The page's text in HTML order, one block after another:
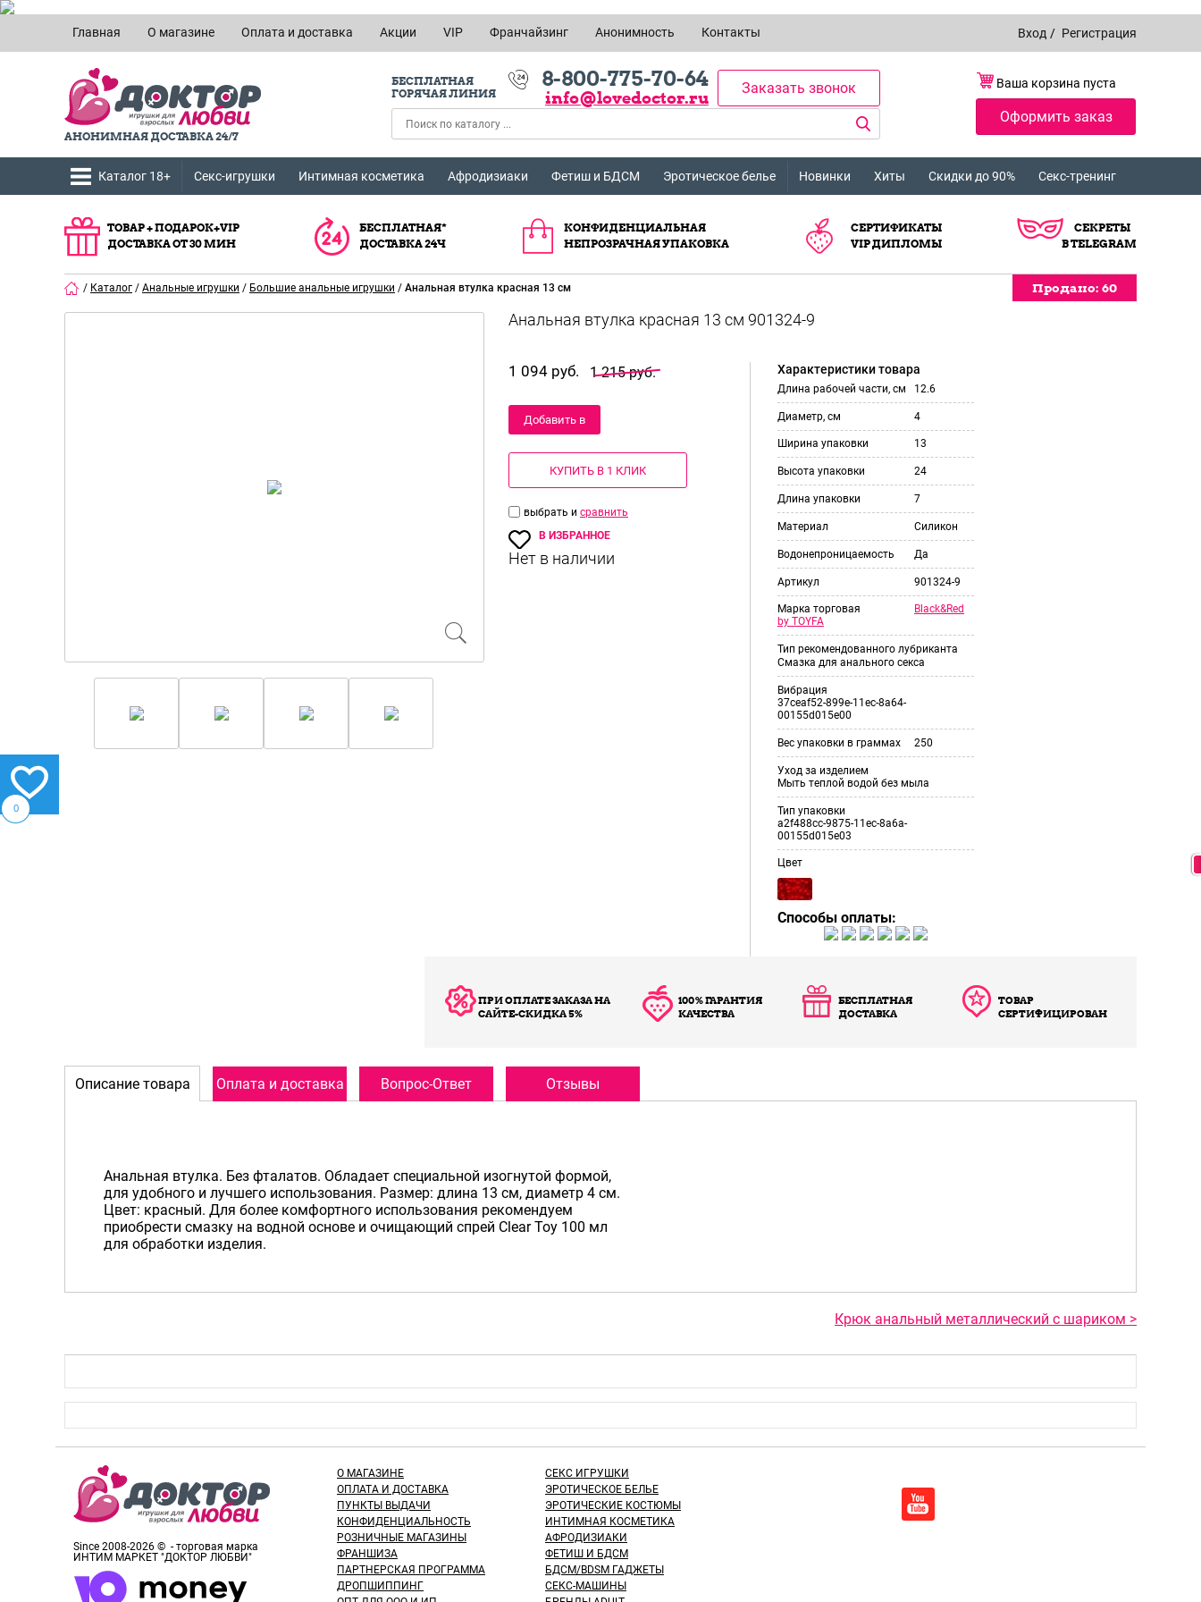
Главная О магазине Оплата и доставка Акции VIP Франчайзинг Анонимность Контакты Вход / Регистрация
АНОНИМНАЯ ДОСТАВКА 24/7
БЕСПЛАТНАЯ
ГОРЯЧАЯ ЛИНИЯ
8-800-775-70-64
info@lovedoctor.ru
Заказать звонок Ваша корзина пуста
Оформить заказ
Каталог 18+ Секс-игрушки Интимная косметика Афродизиаки Фетиш и БДСМ Эротическое белье Новинки Хиты Скидки до 90% Секс-тренинг
ТОВАР + ПОДАРОК+VIP
ДОСТАВКА ОТ 30 МИН
БЕСПЛАТНАЯ*
ДОСТАВКА 24Ч
КОНФИДЕНЦИАЛЬНАЯ
НЕПРОЗРАЧНАЯ УПАКОВКА
СЕРТИФИКАТЫ
VIP ДИПЛОМЫ
СЕКРЕТЫ
В TELEGRAM
/ Каталог / Анальные игрушки / Большие анальные игрушки / Анальная втулка красная 13 см Продано: 60
Продано: 60
Продано: 60
Продано: 60
1 094 руб. 1 215 руб.
Добавить в
корзину
КУПИТЬ В 1 КЛИК
выбрать и сравнить
В ИЗБРАННОЕ
Характеристики товара
Длина рабочей части, см 12.6
Диаметр, см 4
Ширина упаковки 13
Высота упаковки 24
Длина упаковки 7
Материал Силикон
Водонепроницаемость Да
Артикул 901324-9
Марка торговая
Black&Red
by TOYFA
Тип рекомендованного лубриканта
Смазка для анального секса
Вибрация
37ceaf52-899e-11ec-8a64-
00155d015e00
Вес упаковки в граммах 250
Уход за изделием
Мыть теплой водой без мыла
Тип упаковки
a2f488cc-9875-11ec-8a6a-
00155d015e03
Цвет
Способы оплаты:
ПРИ ОПЛАТЕ ЗАКАЗА НА
САЙТЕ-СКИДКА 5%
100% ГАРАНТИЯ
КАЧЕСТВА
БЕСПЛАТНАЯ
ДОСТАВКА
ТОВАР
СЕРТИФИЦИРОВАН
Описание товара Оплата и доставка Вопрос-Ответ Отзывы
Анальная втулка. Без фталатов. Обладает специальной изогнутой формой,
для удобного и лучшего использования. Размер: длина 13 см, диаметр 4 см.
Цвет: красный. Для более комфортного использования рекомендуем
приобрести смазку на водной основе и очищающий спрей Clear Toy 100 мл
для обработки изделия.
Крюк анальный металлический с шариком >
Since 2008-2026 © - торговая марка
ИНТИМ МАРКЕТ "ДОКТОР ЛЮБВИ"
О МАГАЗИНЕ
ОПЛАТА И ДОСТАВКА
ПУНКТЫ ВЫДАЧИ
КОНФИДЕНЦИАЛЬНОСТЬ
РОЗНИЧНЫЕ МАГАЗИНЫ
ФРАНШИЗА
ПАРТНЕРСКАЯ ПРОГРАММА
ДРОПШИППИНГ
СЕКС ИГРУШКИ
ЭРОТИЧЕСКОЕ БЕЛЬЕ
ЭРОТИЧЕСКИЕ КОСТЮМЫ
ИНТИМНАЯ КОСМЕТИКА
АФРОДИЗИАКИ
ФЕТИШ И БДСМ
БДСМ/BDSM ГАДЖЕТЫ
СЕКС-МАШИНЫ
0